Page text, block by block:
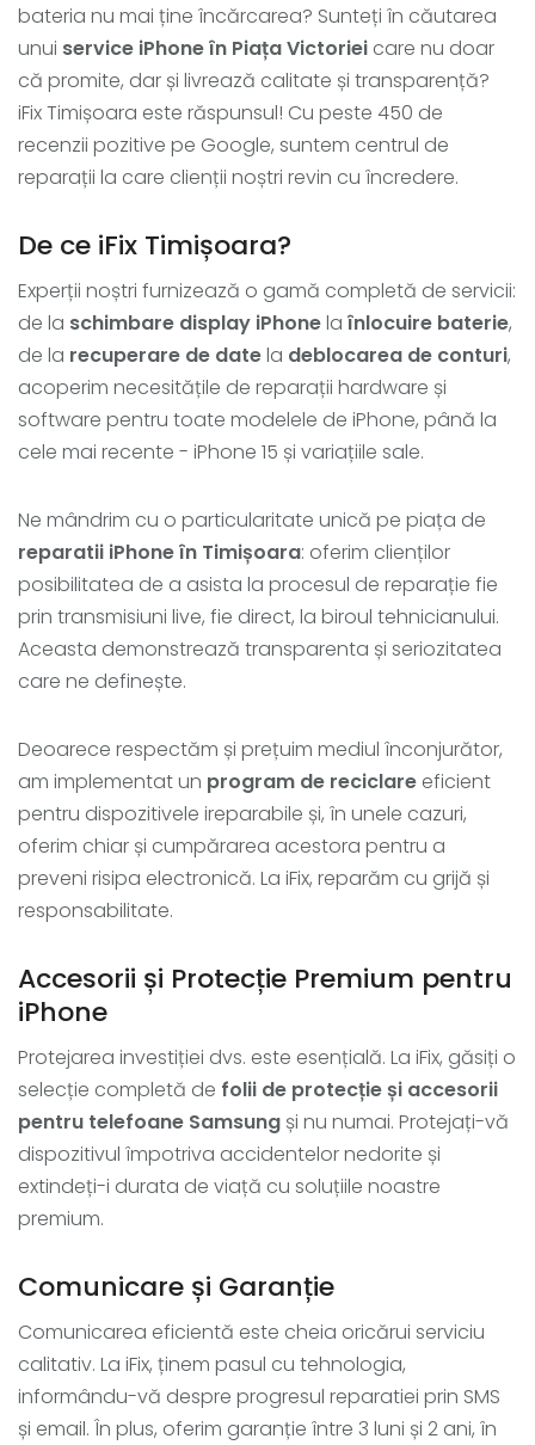
bateria nu mai ține încărcarea? Sunteți în căutarea
unui service iPhone în Piața Victoriei care nu doar
că promite, dar și livrează calitate și transparență?
iFix Timișoara este răspunsul! Cu peste 450 de
recenzii pozitive pe Google, suntem centrul de
reparații la care clienții noștri revin cu încredere.
De ce iFix Timișoara?
Experții noștri furnizează o gamă completă de servicii:
de la schimbare display iPhonela înlocuire baterie,
de la recuperare de datela deblocarea de conturi,
acoperim necesitățile de reparații hardware și
software pentru toate modelele de iPhone, până la
cele mai recente - iPhone 15 și variațiile sale.
Ne mândrim cu o particularitate unică pe piața de
reparatii iPhone în Timișoara: oferim clienților
posibilitatea de a asista la procesul de reparație fie
prin transmisiuni live, fie direct, la biroul tehnicianului.
Aceasta demonstrează transparenta și seriozitatea
care ne definește.
Deoarece respectăm și prețuim mediul înconjurător,
am implementat un program de reciclare eficient
pentru dispozitivele ireparabile și, în unele cazuri,
oferim chiar și cumpărarea acestora pentru a
preveni risipa electronică. La iFix, reparăm cu grijă și
responsabilitate.
Accesorii și Protecție Premium pentru
iPhone
Protejarea investiției dvs. este esențială. La iFix, găsiți o
selecție completă de folii de protecție și accesorii
pentru telefoane Samsung și nu numai. Protejați-vă
dispozitivul împotriva accidentelor nedorite și
extindeți-i durata de viață cu soluțiile noastre
premium.
Comunicare și Garanție
Comunicarea eficientă este cheia oricărui serviciu
calitativ. La iFix, ținem pasul cu tehnologia,
informându-vă despre progresul reparatiei prin SMS
și email. În plus, oferim garanție între 3 luni și 2 ani, în